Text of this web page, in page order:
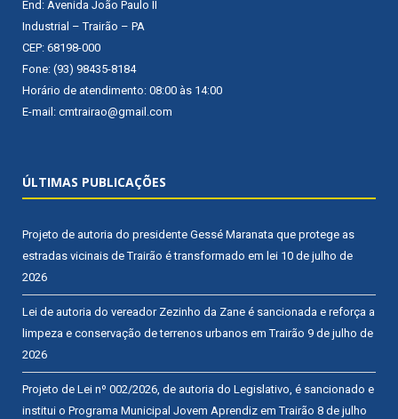
End: Avenida João Paulo II
Industrial – Trairão – PA
CEP: 68198-000
Fone: (93) 98435-8184
Horário de atendimento: 08:00 às 14:00
E-mail: cmtrairao@gmail.com
ÚLTIMAS PUBLICAÇÕES
Projeto de autoria do presidente Gessé Maranata que protege as
estradas vicinais de Trairão é transformado em lei 10 de julho de
2026
Lei de autoria do vereador Zezinho da Zane é sancionada e reforça a
limpeza e conservação de terrenos urbanos em Trairão 9 de julho de
2026
Projeto de Lei nº 002/2026, de autoria do Legislativo, é sancionado e
institui o Programa Municipal Jovem Aprendiz em Trairão 8 de julho